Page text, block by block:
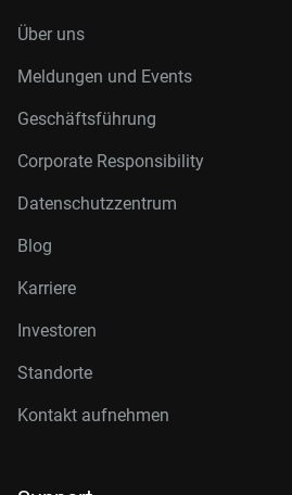
Über uns
Meldungen und Events
Geschäftsführung
Corporate Responsibility
Datenschutzzentrum
Blog
Karriere
Investoren
Standorte
Kontakt aufnehmen